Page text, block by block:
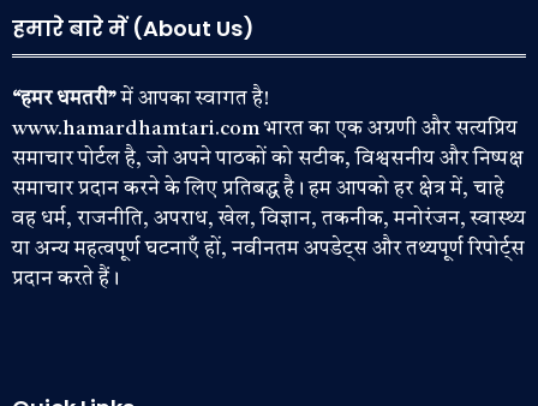
हमारे बारे में (About Us)
“हमर धमतरी”में आपका स्वागत है!
www.hamardhamtari.com भारत का एक अग्रणी और सत्यप्रिय
समाचार पोर्टल है, जो अपने पाठकों को सटीक, विश्वसनीय और निष्पक्ष
समाचार प्रदान करने के लिए प्रतिबद्ध है। हम आपको हर क्षेत्र में, चाहे
वह धर्म, राजनीति, अपराध, खेल, विज्ञान, तकनीक, मनोरंजन, स्वास्थ्य
या अन्य महत्वपूर्ण घटनाएँ हों, नवीनतम अपडेट्स और तथ्यपूर्ण रिपोर्ट्स
प्रदान करते हैं।